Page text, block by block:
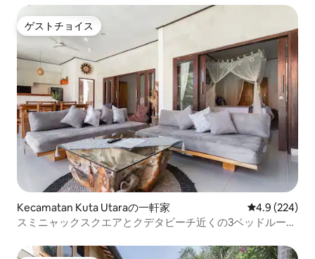
ッピングまで徒歩圏内
ゲストチョイス
ゲストチョイス
Kecamatan Kuta Utaraの一軒家 レビュー224
4.9 (224)
スミニャックスクエアとクデタビーチ近くの3ベッドルーム